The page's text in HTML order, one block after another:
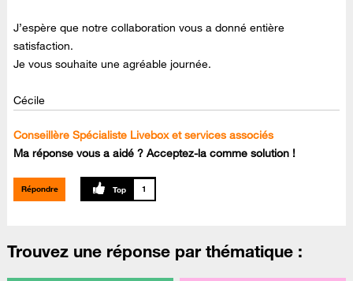
J’espère que notre collaboration vous a donné entière
satisfaction.
Je vous souhaite une agréable journée.
Cécile
Conseillère Spécialiste Livebox et services associés
Ma réponse vous a aidé ? Acceptez-la comme solution !
Répondre 1
Trouvez une réponse par thématique :